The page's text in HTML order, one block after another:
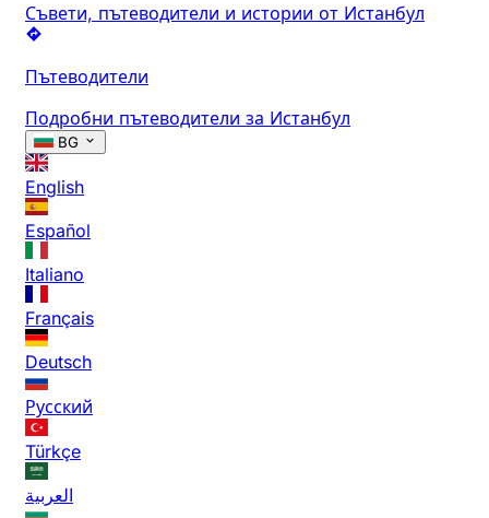
Съвети, пътеводители и истории от Истанбул
Пътеводители
Подробни пътеводители за Истанбул
BG
English
Español
Italiano
Français
Deutsch
Русский
Türkçe
العربية